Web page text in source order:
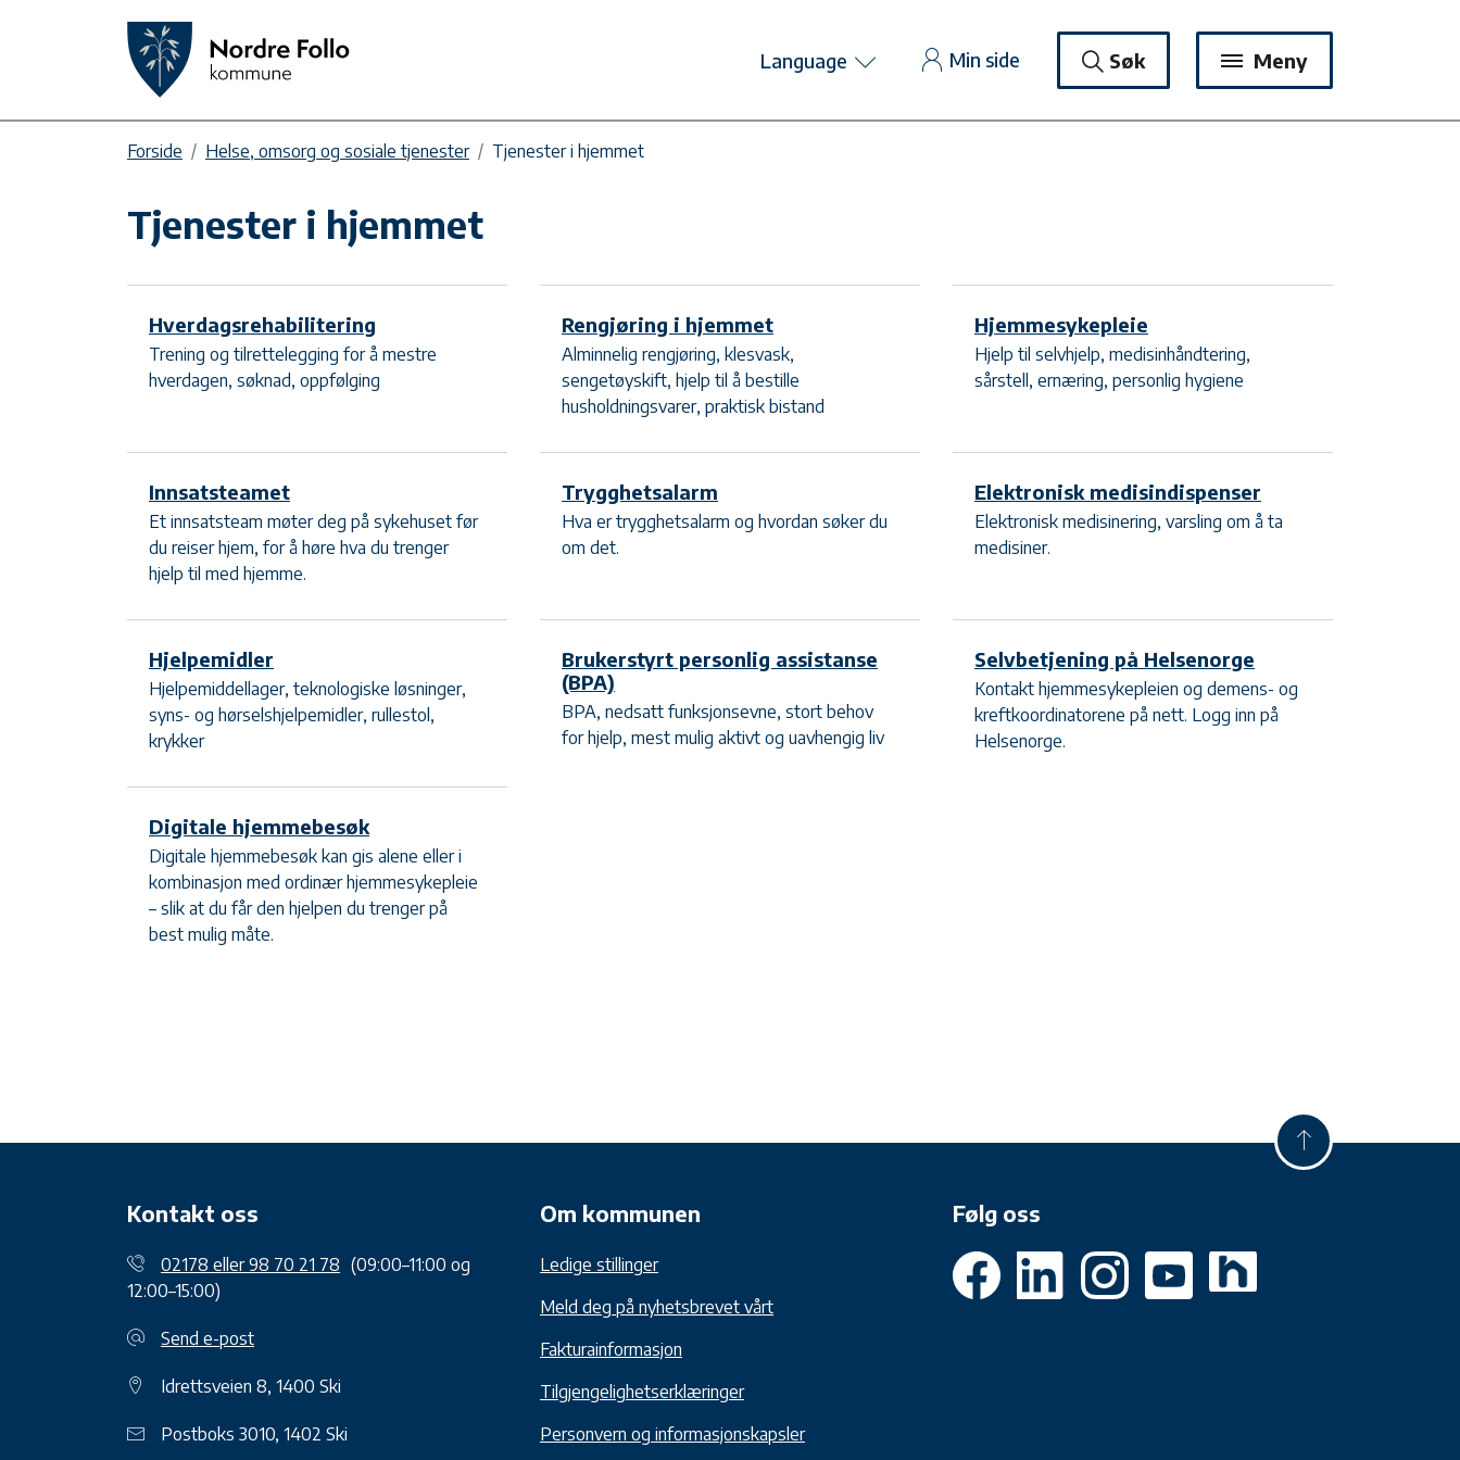
Language Min side Søk Meny
Forside Helse, omsorg og sosiale tjenester Tjenester i hjemmet
Tjenester i hjemmet
Hverdagsrehabilitering
Trening og tilrettelegging for å mestre
hverdagen, søknad, oppfølging
Rengjøring i hjemmet
Alminnelig rengjøring, klesvask,
sengetøyskift, hjelp til å bestille
husholdningsvarer, praktisk bistand
Hjemmesykepleie
Hjelp til selvhjelp, medisinhåndtering,
sårstell, ernæring, personlig hygiene
Innsatsteamet
Et innsatsteam møter deg på sykehuset før
du reiser hjem, for å høre hva du trenger
hjelp til med hjemme.
Trygghetsalarm
Hva er trygghetsalarm og hvordan søker du
om det.
Elektronisk medisindispenser
Elektronisk medisinering, varsling om å ta
medisiner.
Hjelpemidler
Hjelpemiddellager, teknologiske løsninger,
syns- og hørselshjelpemidler, rullestol,
krykker
Brukerstyrt personlig assistanse
(BPA)
BPA, nedsatt funksjonsevne, stort behov
for hjelp, mest mulig aktivt og uavhengig liv
Selvbetjening på Helsenorge
Kontakt hjemmesykepleien og demens- og
kreftkoordinatorene på nett. Logg inn på
Helsenorge.
Digitale hjemmebesøk
Digitale hjemmebesøk kan gis alene eller i
kombinasjon med ordinær hjemmesykepleie
– slik at du får den hjelpen du trenger på
best mulig måte.
Kontakt oss
02178 eller 98 70 21 78 (09:00–11:00 og
12:00–15:00)
Send e-post
Idrettsveien 8, 1400 Ski
Postboks 3010, 1402 Ski
Om kommunen
Ledige stillinger
Meld deg på nyhetsbrevet vårt
Fakturainformasjon
Tilgjengelighetserklæringer
Personvern og informasjonskapsler
Følg oss